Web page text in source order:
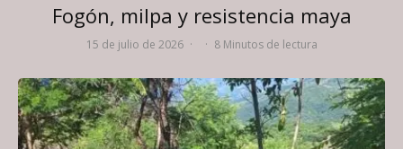
Fogón, milpa y resistencia maya
15 de julio de 2026 · · 8 Minutos de lectura